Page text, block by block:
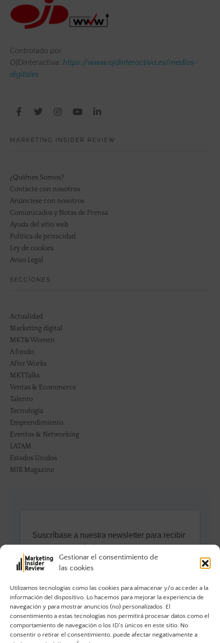
Gestionar el consentimiento de
las cookies
Utilizamos tecnologías como las cookies para almacenar y/o acceder a la
información del dispositivo. Lo hacemos para mejorar la experiencia de
navegación y para mostrar anuncios (no) personalizados. El
consentimiento a estas tecnologías nos permitirá procesar datos como el
comportamiento de navegación o los ID's únicos en este sitio. No
consentir o retirar el consentimiento, puede afectar negativamente a
Controlado por
OJDinteractiva: https://www.ojdinteractiva.es/medios-
digitales
MARKETING INSIDER REVIEW
¿Quiénes Somos?
Contacte con nosotros
Anúnciese con nosotros
Comunicados y Notas de Prensa
Ayuda del sitio web
Política de privacidad
Ley de cookies
Aviso Legal
SECCIONES
Actualidad
Marketing digital
MKT&Women
A fondo
After Works
MKTTalks
Ventas & Ecommerce
Talento
Tecnología
Emprendimiento
Eventos & Networking
LATAM
Estados Unidos
MIR Magazine